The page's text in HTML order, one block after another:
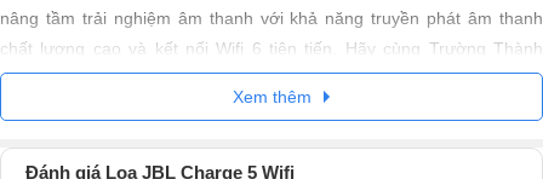
nâng tầm trải nghiệm âm thanh với khả năng truyền phát âm thanh
chất lượng cao và kết nối Wifi 6 tiên tiến. Hãy cùng Trường Thành
Audio khám phá chi tiết những điểm nổi bật của sản phẩm này dưới
Xem thêm
Đánh giá Loa JBL Charge 5 Wifi